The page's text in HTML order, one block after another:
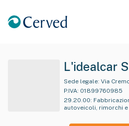
L'idealcar
Sede legale: Via
P.IVA: 01899760985
29.20.00:
autoveicoli, rimorchi